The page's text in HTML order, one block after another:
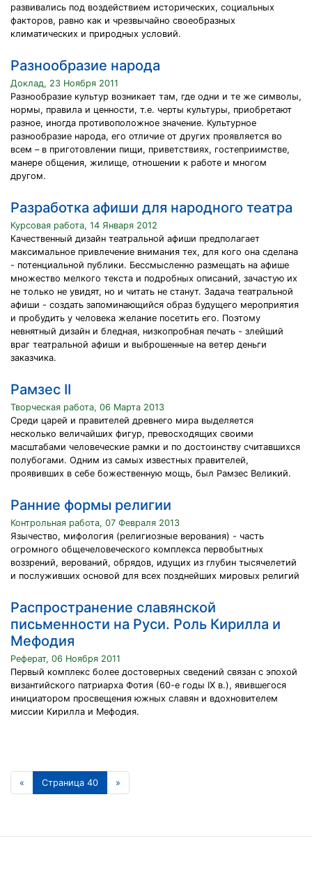
развивались под воздействием исторических, социальных
факторов, равно как и чрезвычайно своеобразных
климатических и природных условий.
Разнообразие народа
Доклад, 23 Ноября 2011
Разнообразие культур возникает там, где одни и те же символы,
нормы, правила и ценности, т.е. черты культуры, приобретают
разное, иногда противоположное значение. Культурное
разнообразие народа, его отличие от других проявляется во
всем – в приготовлении пищи, приветствиях, гостеприимстве,
манере общения, жилище, отношении к работе и многом
другом.
Разработка афиши для народного театра
Курсовая работа, 14 Января 2012
Качественный дизайн театральной афиши предполагает
максимальное привлечение внимания тех, для кого она сделана
- потенциальной публики. Бессмысленно размещать на афише
множество мелкого текста и подробных описаний, зачастую их
не только не увидят, но и читать не станут. Задача театральной
афиши - создать запоминающийся образ будущего мероприятия
и пробудить у человека желание посетить его. Поэтому
невнятный дизайн и бледная, низкопробная печать - злейший
враг театральной афиши и выброшенные на ветер деньги
заказчика.
Рамзес II
Творческая работа, 06 Марта 2013
Среди царей и правителей древнего мира выделяется
несколько величайших фигур, превосходящих своими
масштабами человеческие рамки и по достоинству считавшихся
полубогами. Одним из самых известных правителей,
проявивших в себе божественную мощь, был Рамзес Великий.
Ранние формы религии
Контрольная работа, 07 Февраля 2013
Язычество, мифология (религиозные верования) - часть
огромного общечеловеческого комплекса первобытных
воззрений, верований, обрядов, идущих из глубин тысячелетий
и послуживших основой для всех позднейших мировых религий
Распространение славянской
письменности на Руси. Роль Кирилла и
Мефодия
Реферат, 06 Ноября 2011
Первый комплекс более достоверных сведений связан с эпохой
византийского патриарха Фотия (60-е годы IX в.), явившегося
инициатором просвещения южных славян и вдохновителем
миссии Кирилла и Мефодия.
« Страница 40 »